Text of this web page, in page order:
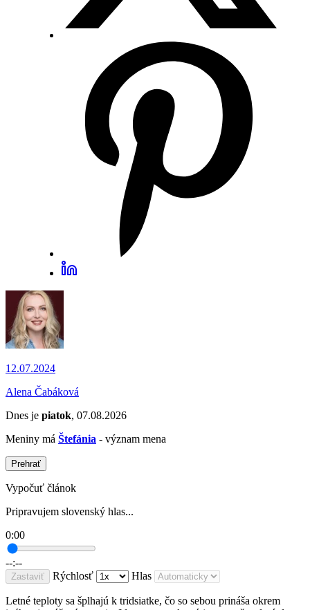
12.07.2024
Alena Čabáková
Dnes je piatok, 07.08.2026
Meniny má Štefánia - význam mena
Prehrať
Vypočuť článok
Pripravujem slovenský hlas...
0:00
--:--
Zastaviť Rýchlosť Hlas
Letné teploty sa šplhajú k tridsiatke, čo so sebou prináša okrem